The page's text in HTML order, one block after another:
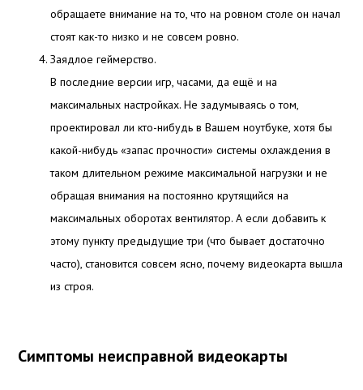
обращаете внимание на то, что на ровном столе он начал
стоят как-то низко и не совсем ровно.
Заядлое геймерство.
В последние версии игр, часами, да ещё и на
максимальных настройках. Не задумываясь о том,
проектировал ли кто-нибудь в Вашем ноутбуке, хотя бы
какой-нибудь «запас прочности» системы охлаждения в
таком длительном режиме максимальной нагрузки и не
обращая внимания на постоянно крутящийся на
максимальных оборотах вентилятор.А если добавить к
этому пункту предыдущие три (что бывает достаточно
часто), становится совсем ясно, почему видеокарта вышла
из строя.
Симптомы неисправной видеокарты